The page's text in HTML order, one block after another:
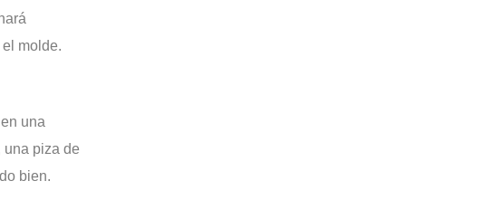
molde.
una
una piza de
bien.